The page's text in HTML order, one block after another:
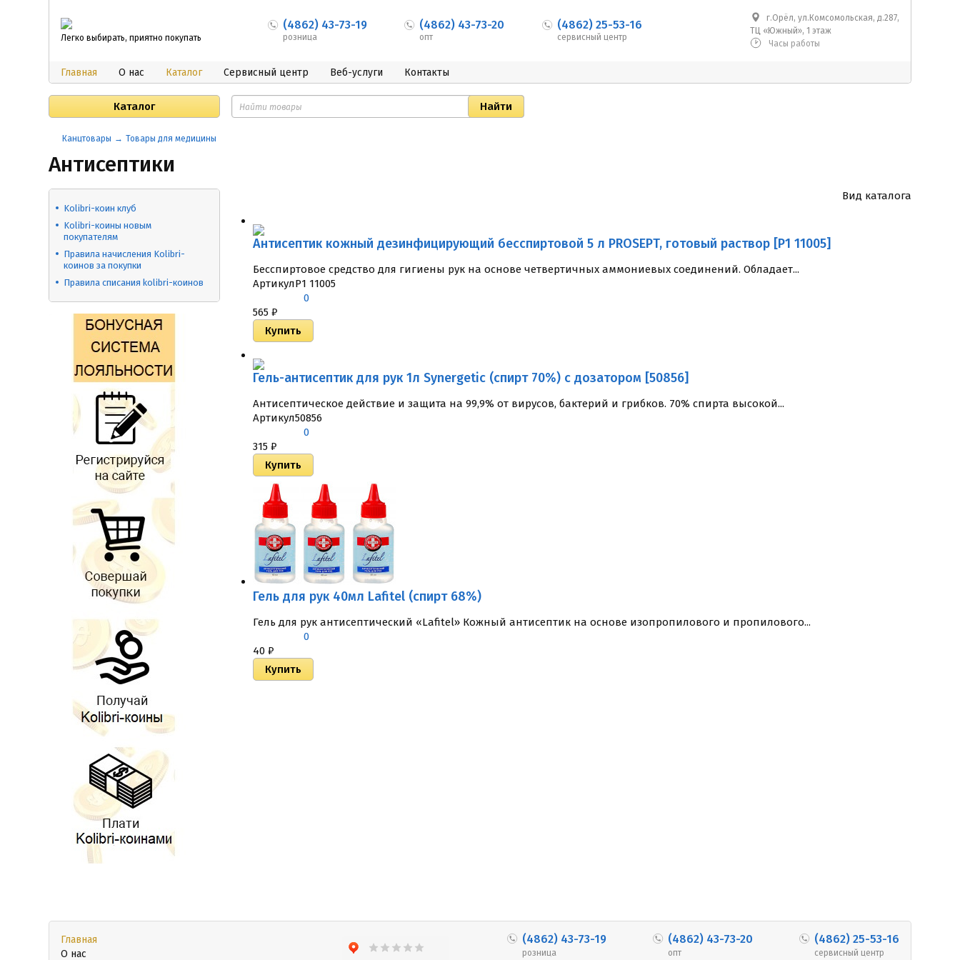
Легко выбирать, приятно покупать
(4862) 43-73-19
розница
(4862) 43-73-20
опт
(4862) 25-53-16
сервисный центр
г.Орёл, ул.Комсомольская, д.287,
ТЦ «Южный», 1 этаж
Часы работы
Главная О нас Каталог Сервисный центр Веб-услуги Контакты
Каталог
Канцтовары Товары для медицины
Антисептики
Kolibri-коин клуб
​Kolibri-коины новым
покупателям
Правила начисления Kolibri-
коинов за покупки
Правила списания kolibri-коинов
Вид каталога
Антисептик кожный дезинфицирующий бесспиртовой 5 л PROSEPT, готовый раствор [P1 11005]
Бесспиртовое средство для гигиены рук на основе четвертичных аммониевых соединений. Обладает...
АртикулP1 11005
0
565 ₽
Гель-антисептик для рук 1л Synergetic (спирт 70%) с дозатором [50856]
Антисептическое действие и защита на 99,9% от вирусов, бактерий и грибков. 70% спирта высокой...
Артикул50856
0
315 ₽
Гель для рук 40мл Lafitel (спирт 68%)
Гель для рук антисептический «Lafitel» Кожный антисептик на основе изопропилового и пропилового...
0
40 ₽
Главная
О нас
(4862) 43-73-19
розница
(4862) 43-73-20
опт
(4862) 25-53-16
сервисный центр